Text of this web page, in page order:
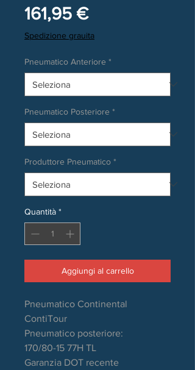
161,95 €Prezzo
Spedizione grauita
Pneumatico Anteriore *
Pneumatico Posteriore *
Produttore Pneumatico *
Quantità *
Aggiungi al carrello
Pneumatico Continental
ContiTour
Pneumatico posteriore:
170/80-15 77H TL
Garanzia DOT recente